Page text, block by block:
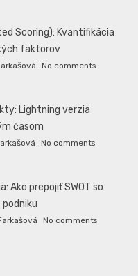
Scoring): Kvantifikácia
faktorov
No comments
Lightning verzia
časom
No comments
Ako prepojiť SWOT so
No comments